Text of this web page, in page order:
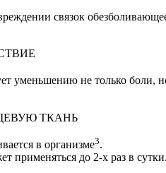
связок
уменьшению не только боли,
ТКАНЬ
в организме3.
применяться до 2-х раз в сутки.